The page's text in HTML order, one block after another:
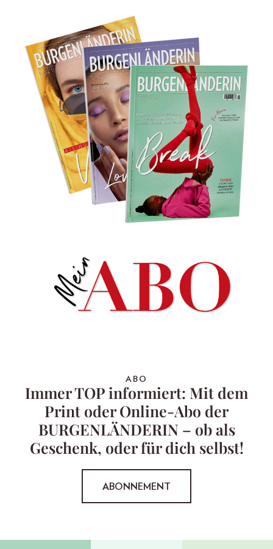
ABO
Immer TOP informiert: Mit dem
Print oder Online-Abo der
BURGENLÄNDERIN – ob als
Geschenk, oder für dich selbst!
ABONNEMENT